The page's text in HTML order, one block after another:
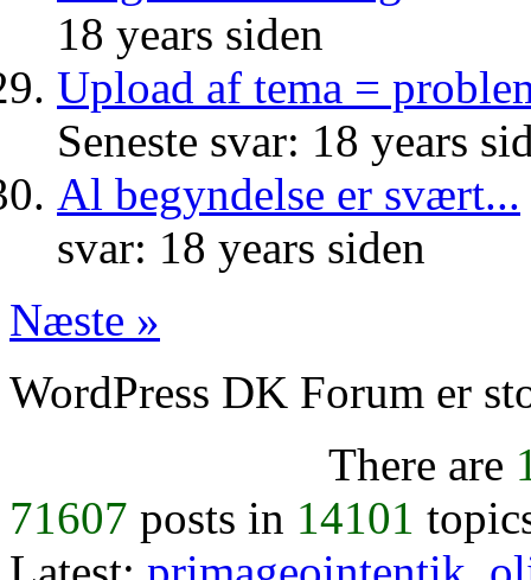
18 years siden
Upload af tema =
Seneste svar: 18 years
Al begyndelse er svært...
svar: 18 years siden
Næste »
WordPress DK Forum er
There are
71607 posts in 14101